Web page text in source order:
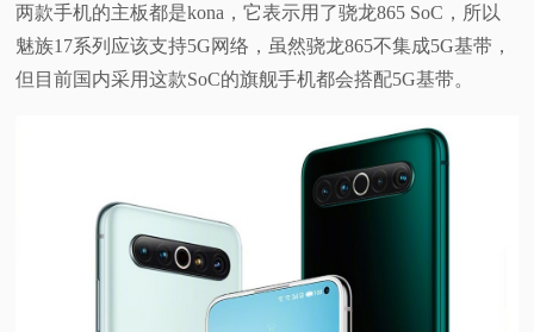
普
体
两款手机的主板都是kona，它表示用了骁龙865 SoC，所以
魅族17系列应该支持5G网络，虽然骁龙865不集成5G基带，
但目前国内采用这款SoC的旗舰手机都会搭配5G基带。